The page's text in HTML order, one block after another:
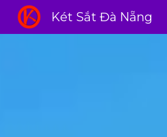
Két Sắt Đà Nẵng